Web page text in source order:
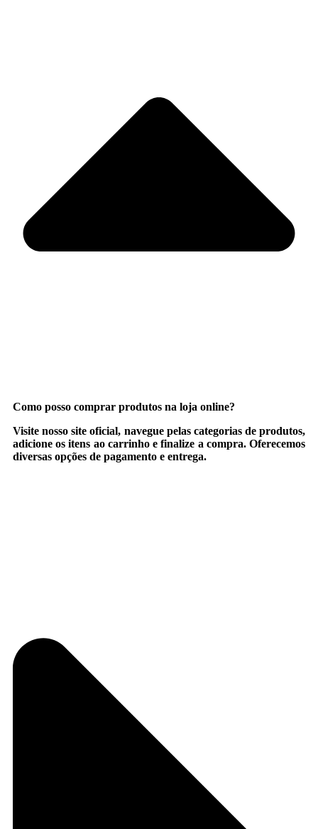
Como posso comprar produtos na loja online?
Visite nosso site oficial, navegue pelas categorias de produtos,
adicione os itens ao carrinho e finalize a compra. Oferecemos
diversas opções de pagamento e entrega.